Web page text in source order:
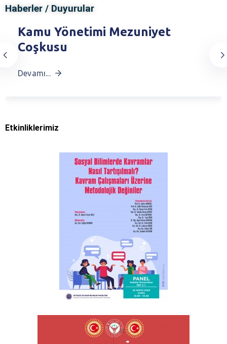
Haberler / Duyurular
Kamu Yönetimi Mezuniyet
Coşkusu
Devamı...
Etkinliklerimiz